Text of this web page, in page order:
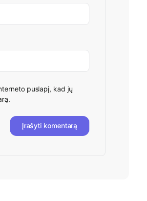
puslapį, kad jų